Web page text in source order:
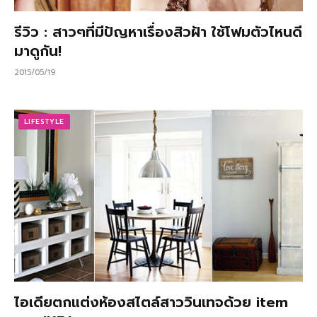
รีวิว : สาวๆที่มีปัญหาเรื่องสิวฝ้า ใช้โฟมตัวไหนดี
มาดูกัน!
2015/05/19
LIFESTYLE
ไอเดียตกแต่งห้องสไตล์สาววินเทจด้วย item